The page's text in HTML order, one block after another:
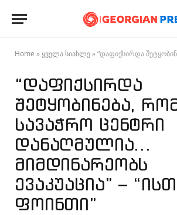
Home » ყველა სიახლე »“დაფიქსირდა შეტყობინება, რომ სავაჭრო ცენტრი
“დაფიქსირდა
შეტყობინება,
სავაჭრო ცენტრი
დანაღმულია…
მიმდინარეობს
ევაკუაცია” – “ისთ
ფოინთი”